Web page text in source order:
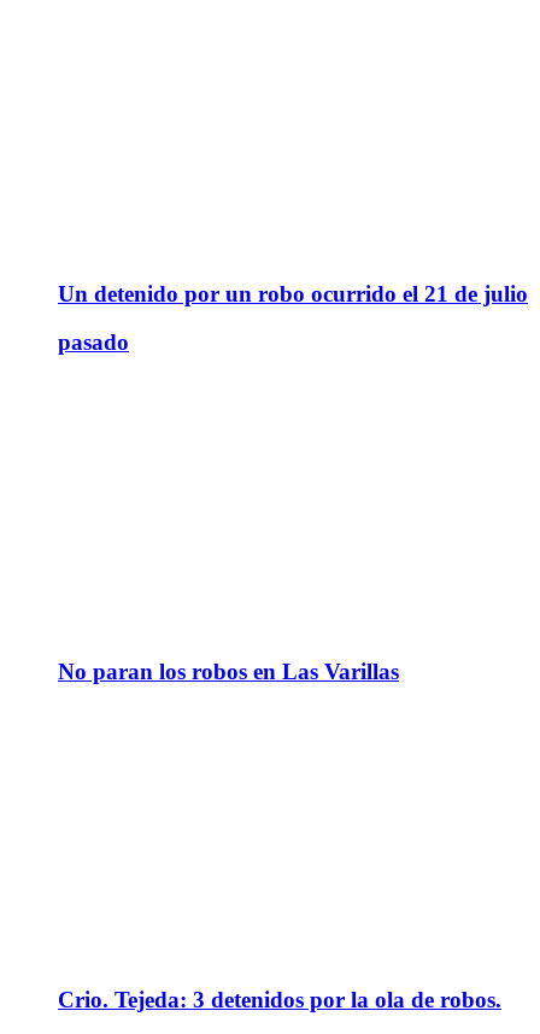
Un detenido por un robo ocurrido el 21 de julio
pasado
No paran los robos en Las Varillas
Crio. Tejeda: 3 detenidos por la ola de robos.